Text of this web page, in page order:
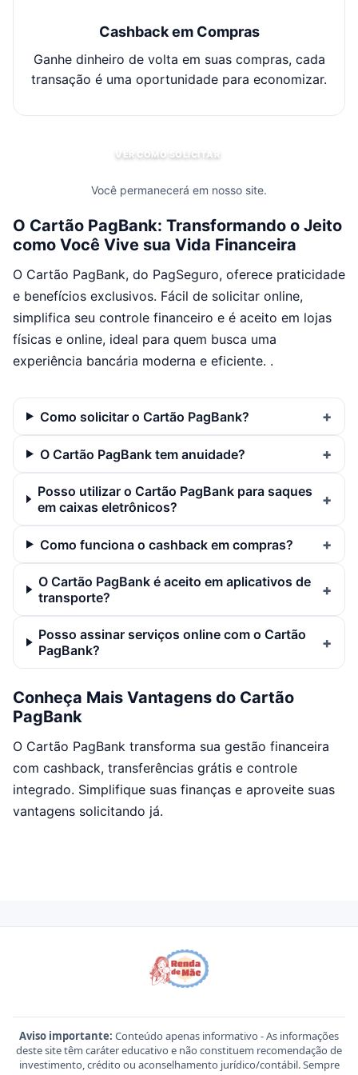
Cashback em Compras
Ganhe dinheiro de volta em suas compras, cada
transação é uma oportunidade para economizar.
VER COMO SOLICITAR
Você permanecerá em nosso site.
O Cartão PagBank: Transformando o Jeito
como Você Vive sua Vida Financeira
O Cartão PagBank, do PagSeguro, oferece praticidade
e benefícios exclusivos. Fácil de solicitar online,
simplifica seu controle financeiro e é aceito em lojas
físicas e online, ideal para quem busca uma
experiência bancária moderna e eficiente. .
Como solicitar o Cartão PagBank?
O Cartão PagBank tem anuidade?
Posso utilizar o Cartão PagBank para saques
em caixas eletrônicos?
Como funciona o cashback em compras?
O Cartão PagBank é aceito em aplicativos de
transporte?
Posso assinar serviços online com o Cartão
PagBank?
Conheça Mais Vantagens do Cartão
PagBank
O Cartão PagBank transforma sua gestão financeira
com cashback, transferências grátis e controle
integrado. Simplifique suas finanças e aproveite suas
vantagens solicitando já.
Aviso importante: Conteúdo apenas informativo - As informações
deste site têm caráter educativo e não constituem recomendação de
investimento, crédito ou aconselhamento jurídico/contábil. Sempre